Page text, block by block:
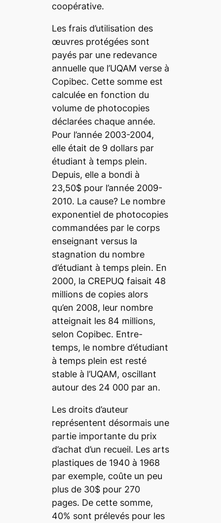
coopérative.
Les frais d’utilisation des
œuvres protégées sont
payés par une redevance
annuelle que l’UQAM verse à
Copibec. Cette somme est
calculée en fonction du
volume de photocopies
déclarées chaque année.
Pour l’année 2003-2004,
elle était de 9 dollars par
étudiant à temps plein.
Depuis, elle a bondi à
23,50$ pour l’année 2009-
2010. La cause? Le nombre
exponentiel de photocopies
commandées par le corps
enseignant versus la
stagnation du nombre
d’étudiant à temps plein. En
2000, la CREPUQ faisait 48
millions de copies alors
qu’en 2008, leur nombre
atteignait les 84 millions,
selon Copibec. Entre-
temps, le nombre d’étudiant
à temps plein est resté
stable à l’UQAM, oscillant
autour des 24 000 par an.
Les droits d’auteur
représentent désormais une
partie importante du prix
d’achat d’un recueil. Les arts
plastiques de 1940 à 1968
par exemple, coûte un peu
plus de 30$ pour 270
pages. De cette somme,
40% sont prélevés pour les